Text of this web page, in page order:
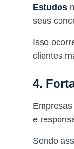
Estudos
seus
Isso
clientes
4.
e
Sendo